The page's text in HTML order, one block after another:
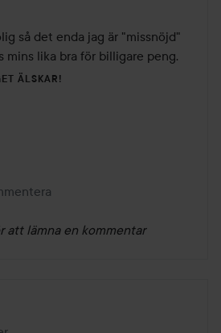
så det enda jag är "missnöjd"
mins lika bra för billigare peng.
ÄLSKAR!
att lämna en kommentar